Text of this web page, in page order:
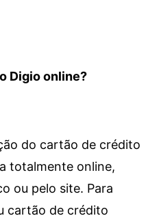
Digio online?
do cartão de crédito
totalmente online,
ou pelo site. Para
cartão de crédito